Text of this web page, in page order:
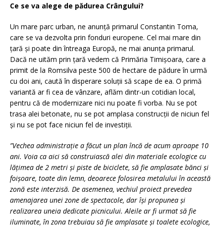
Ce se va alege de pădurea Crângului?
Un mare parc urban, ne anunță primarul Constantin Toma,
care se va dezvolta prin fonduri europene. Cel mai mare din
țară și poate din întreaga Europă, ne mai anunța primarul.
Dacă ne uităm prin țară vedem că Primăria Timișoara, care a
primit de la Romsilva peste 500 de hectare de pădure în urmă
cu doi ani, caută în disperare soluții să scape de ea. O primă
variantă ar fi cea de vânzare, aflăm dintr-un cotidian local,
pentru că de modernizare nici nu poate fi vorba. Nu se pot
trasa alei betonate, nu se pot amplasa construcții de niciun fel
și nu se pot face niciun fel de investiții.
”Vechea administrație a făcut un plan încă de acum aproape 10
ani. Voia ca aici să construiască alei din materiale ecologice cu
lățimea de 2 metri și piste de biciclete, să fie amplasate bănci și
foișoare, toate din lemn, deoarece folosirea metalului în această
zonă este interzisă. De asemenea, vechiul proiect prevedea
amenajarea unei zone de spectacole, dar își propunea și
realizarea uneia dedicate picnicului. Aleile ar fi urmat să fie
iluminate, în zona trebuiau să fie amplasate și toalete ecologice,